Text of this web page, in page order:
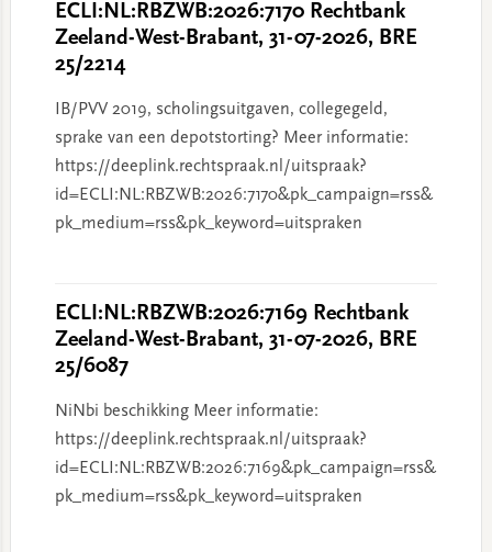
ECLI:NL:RBZWB:2026:7170 Rechtbank
Zeeland-West-Brabant, 31-07-2026, BRE
25/2214
IB/PVV 2019, scholingsuitgaven, collegegeld,
sprake van een depotstorting? Meer informatie:
https://deeplink.rechtspraak.nl/uitspraak?
id=ECLI:NL:RBZWB:2026:7170&pk_campaign=rss&
pk_medium=rss&pk_keyword=uitspraken
ECLI:NL:RBZWB:2026:7169 Rechtbank
Zeeland-West-Brabant, 31-07-2026, BRE
25/6087
NiNbi beschikking Meer informatie:
https://deeplink.rechtspraak.nl/uitspraak?
id=ECLI:NL:RBZWB:2026:7169&pk_campaign=rss&
pk_medium=rss&pk_keyword=uitspraken